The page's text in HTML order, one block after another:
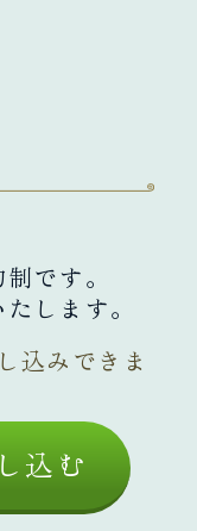
です。
します。
込みできま
込む